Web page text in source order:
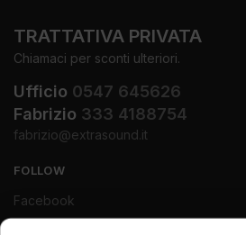
TRATTATIVA PRIVATA
Chiamaci per sconti ulteriori.
Ufficio 0547 645626
Fabrizio 333 4188754
fabrizio@extrasound.it
FOLLOW
Facebook
Instagram